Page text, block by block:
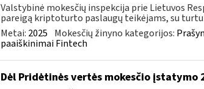
Valstybinė mokesčių inspekcija prie Lietuvos
pareigą kriptoturto paslaugų teikėjams, su
Metai: 2025 Mokesčių žinyno kategorijos:
paaiškinimai Fintech
Dėl Pridėtinės vertės mokesčio